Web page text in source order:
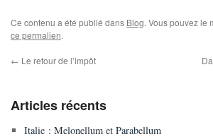
Ce contenu a été publié dans Blog. Vous pouvez le
ce permalien.
← Le retour de l’impôt
Articles récents
Italie : Melonellum et Parabellum